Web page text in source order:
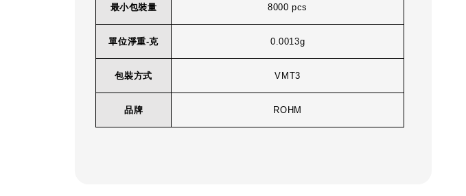
最小包裝量 8000 pcs
單位淨重-克 0.0013g
包裝方式 VMT3
品牌 ROHM